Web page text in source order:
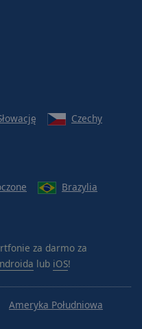
Czechy
Brazylia
za darmo za
lub iOS!
Ameryka Południowa